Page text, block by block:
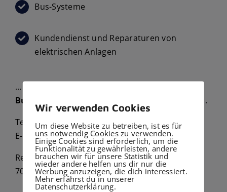
Bus-Systeme
Kundendienst und Reparaturen von
elektrischen Anlagen
… So wie Sie es jetzt schon von der Firma
Burkhardt GmbH Haustechnik
gewohnt waren.
Telefon: 0711-7191870
E-Mail:info@elektrotechnik-burkhardt.de
Reutlinger Str. 11
70597 Degerloch
Wir verwenden Cookies
Um diese Website zu betreiben, ist es für
uns notwendig Cookies zu verwenden.
Einige Cookies sind erforderlich, um die
Funktionalität zu gewährleisten, andere
brauchen wir für unsere Statistik und
wieder andere helfen uns dir nur die
Werbung anzuzeigen, die dich interessiert.
Mehr erfährst du in unserer
Datenschutzerklärung.